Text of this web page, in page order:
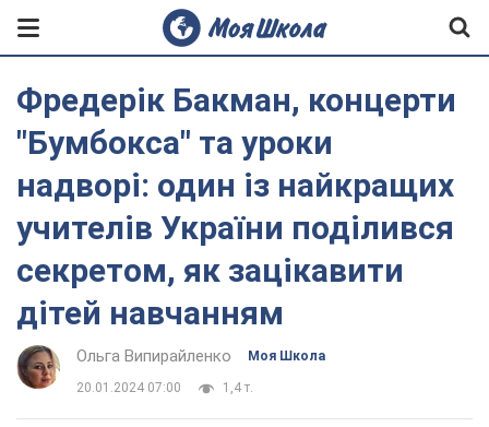
Фредерік Бакман, концерти
"Бумбокса" та уроки
надворі: один із найкращих
учителів України поділився
секретом, як зацікавити
дітей навчанням
Ольга Випирайленко Моя Школа
20.01.2024 07:00 1,4 т.